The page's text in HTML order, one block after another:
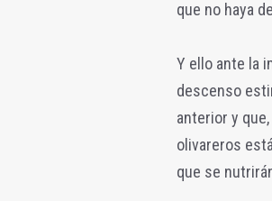
que no haya
Y ello ante la
descenso
anterior y
olivareros
que se